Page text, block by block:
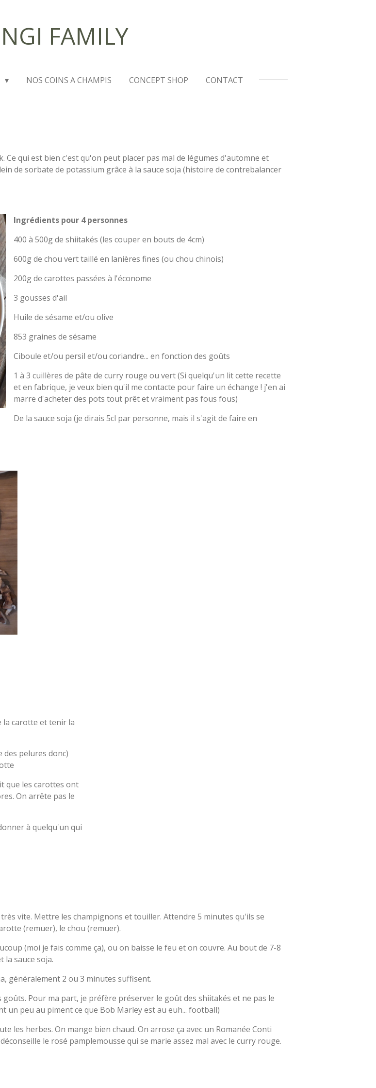
FAMILY
NOS COINS A CHAMPIS CONCEPT SHOP CONTACT
Ce qui est bien c'est qu'on peut placer pas mal de légumes d'automne et
de sorbate de potassium grâce à la sauce soja (histoire de contrebalancer
Ingrédients pour 4 personnes
400 à 500g de shiitakés (les couper en bouts de 4cm)
600g de chou vert taillé en lanières fines (ou chou chinois)
200g de carottes passées à l'économe
3 gousses d'ail
Huile de sésame et/ou olive
853 graines de sésame
Ciboule et/ou persil et/ou coriandre... en fonction des goûts
1 à 3 cuillères de pâte de curry rouge ou vert (Si quelqu'un lit cette recette
et en fabrique, je veux bien qu'il me contacte pour faire un échange ! j'en ai
marre d'acheter des pots tout prêt et vraiment pas fous fous)
De la sauce soja (je dirais 5cl par personne, mais il s'agit de faire en
la carotte et tenir la
des pelures donc)
que les carottes ont
On arrête pas le
à quelqu'un qui
vite. Mettre les champignons et touiller. Attendre 5 minutes qu'ils se
(remuer), le chou (remuer).
(moi je fais comme ça), ou on baisse le feu et on couvre. Au bout de 7-8
la sauce soja.
généralement 2 ou 3 minutes suffisent.
Pour ma part, je préfère préserver le goût des shiitakés et ne pas le
un peu au piment ce que Bob Marley est au euh... football)
les herbes. On mange bien chaud. On arrose ça avec un Romanée Conti
le rosé pamplemousse qui se marie assez mal avec le curry rouge.